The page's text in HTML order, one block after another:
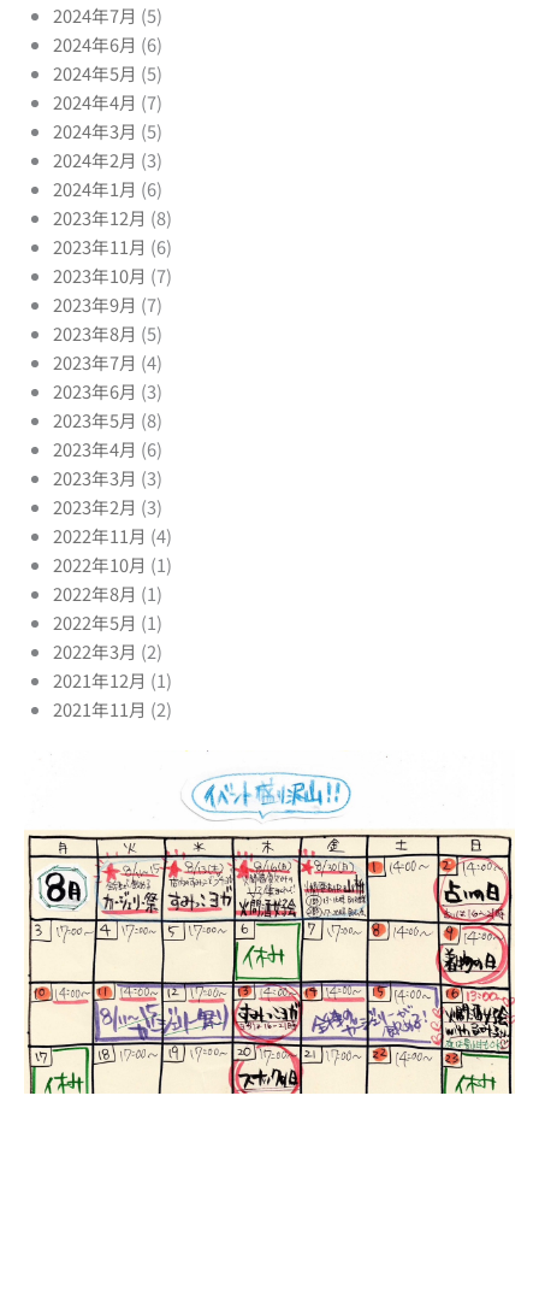
2024年7月 (5)
2024年6月 (6)
2024年5月 (5)
2024年4月 (7)
2024年3月 (5)
2024年2月 (3)
2024年1月 (6)
2023年12月 (8)
2023年11月 (6)
2023年10月 (7)
2023年9月 (7)
2023年8月 (5)
2023年7月 (4)
2023年6月 (3)
2023年5月 (8)
2023年4月 (6)
2023年3月 (3)
2023年2月 (3)
2022年11月 (4)
2022年10月 (1)
2022年8月 (1)
2022年5月 (1)
2022年3月 (2)
2021年12月 (1)
2021年11月 (2)